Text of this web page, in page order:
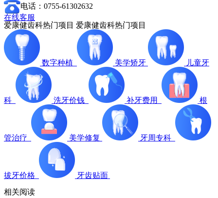
电话：0755-61302632
在线客服
爱康健齿科热门项目 爱康健齿科热门项目
数字种植 美学矫牙 儿童牙
科 洗牙价钱 补牙费用 根
管治疗 美学修复 牙周专科
拔牙价格
牙齿贴面
相关阅读